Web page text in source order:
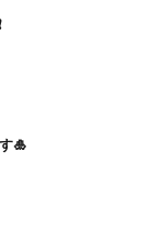
🎍